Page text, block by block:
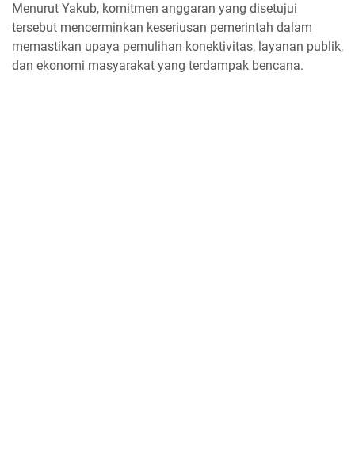
Menurut Yakub, komitmen anggaran yang disetujui
tersebut mencerminkan keseriusan pemerintah dalam
memastikan upaya pemulihan konektivitas, layanan publik,
dan ekonomi masyarakat yang terdampak bencana.